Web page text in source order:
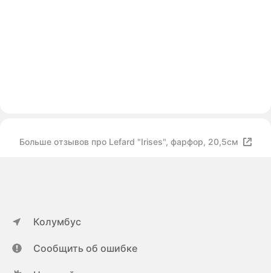
Больше отзывов про Lefard "Irises", фарфор, 20,5см
Колумбус
Сообщить об ошибке